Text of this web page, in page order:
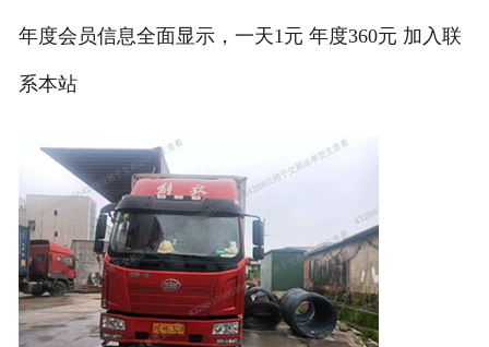
年度会员信息全面显示，一天1元 年度360元 加入联
系本站